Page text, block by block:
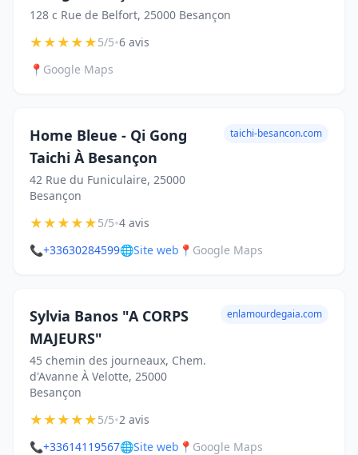
128 c Rue de Belfort, 25000 Besançon
★★★★★5/5•6 avis
📍 Google Maps
Home Bleue - Qi Gong
Taichi À Besançon
42 Rue du Funiculaire, 25000
Besançon
taichi-besancon.com
★★★★★5/5•4 avis
📞+33630284599🌐Site web 📍 Google Maps
Sylvia Banos "A CORPS
MAJEURS"
45 chemin des journeaux, Chem.
d'Avanne À Velotte, 25000
Besançon
enlamourdegaia.com
★★★★★5/5•2 avis
📞+33614119567🌐Site web 📍 Google Maps